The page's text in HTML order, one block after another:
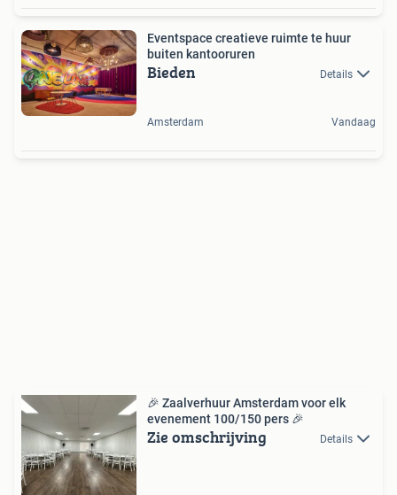
Eventspace creatieve ruimte te huur
buiten kantooruren
Bieden Details
Amsterdam Vandaag
🎉 Zaalverhuur Amsterdam voor elk
evenement 100/150 pers 🎉
Zie omschrijving Details